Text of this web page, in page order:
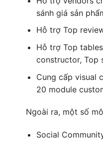
sánh giá sản
Hỗ trợ Top
Hỗ trợ Top
constructor, Top
Cung cấp visual
20 module
Ngoài ra, một số
Social